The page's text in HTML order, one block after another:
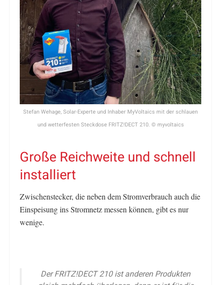
Stefan Wehage, Solar-Experte und Inhaber MyVoltaics mit der schlauen
und wetterfesten Steckdose FRITZ!DECT 210. © myvoltaics
Große Reichweite und schnell
installiert
Zwischenstecker, die neben dem Stromverbrauch auch die
Einspeisung ins Stromnetz messen können, gibt es nur
wenige.
Der FRITZ!DECT 210 ist anderen Produkten